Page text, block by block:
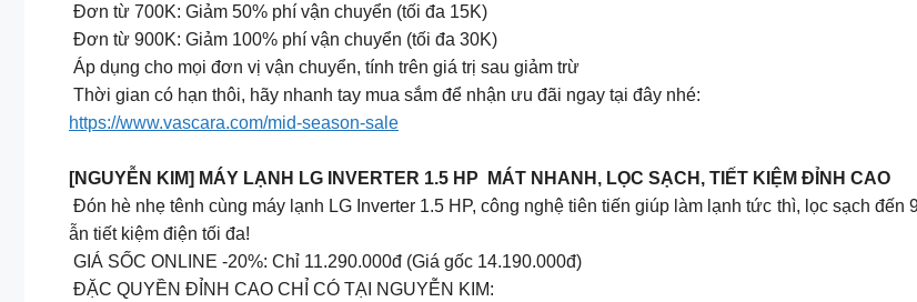
️ Đơn từ 700K: Giảm 50% phí vận chuyển (tối đa 15K)
️ Đơn từ 900K: Giảm 100% phí vận chuyển (tối đa 30K)
Áp dụng cho mọi đơn vị vận chuyển, tính trên giá trị sau giảm trừ
Thời gian có hạn thôi, hãy nhanh tay mua sắm để nhận ưu đãi ngay tại đây nhé:
https://www.vascara.com/mid-season-sale
[NGUYỄN KIM] MÁY LẠNH LG INVERTER 1.5 HP MÁT NHANH, LỌC SẠCH, TIẾT KIỆM ĐỈNH CAO️
Đón hè nhẹ tênh cùng máy lạnh LG Inverter 1.5 HP, công nghệ tiên tiến giúp làm lạnh tức thì, lọc sạch
ẫn tiết kiệm điện tối đa!
GIÁ SỐC ONLINE -20%: Chỉ 11.290.000đ (Giá gốc 14.190.000đ)
ĐẶC QUYỀN ĐỈNH CAO CHỈ CÓ TẠI NGUYỄN KIM: